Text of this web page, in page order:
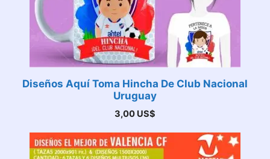
Diseños Aquí Toma Hincha De Club Nacional
Uruguay
3,00 US$